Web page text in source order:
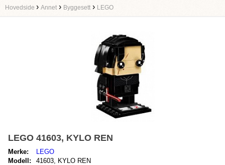
Hovedside › Annet › Byggesett › LEGO
LEGO 41603, KYLO REN
Merke:
LEGO
Modell:
41603, KYLO REN